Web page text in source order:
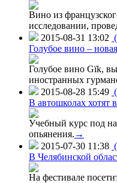
Вино из
исследовании,
2015-08-31 13:02
Голубое вино –
Голубое вино Gïk,
иностранных
2015-08-28 15:49
В автошколах хотят
Учебный курс под
опьянения. →
2015-07-30 11:38
В Челябинской
На фестивале